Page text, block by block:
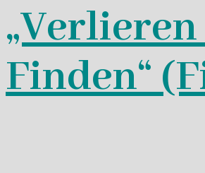
Finden“